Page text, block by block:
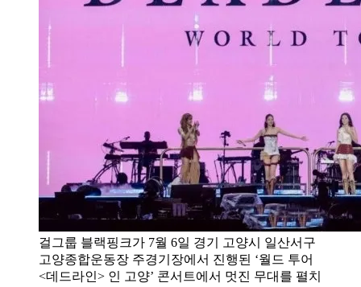
걸그룹 블랙핑크가 7월 6일 경기 고양시 일산서구
고양종합운동장 주경기장에서 진행된 ‘월드 투어
<데드라인> 인 고양’ 콘서트에서 멋진 무대를 펼치